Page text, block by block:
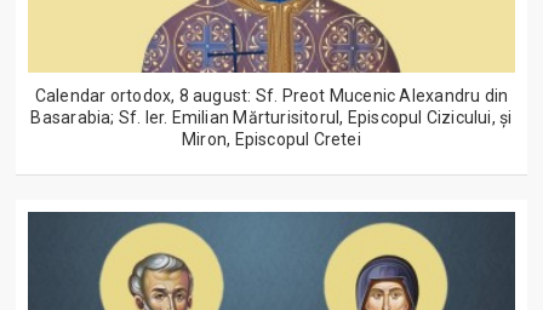
Calendar ortodox, 8 august: Sf. Preot Mucenic Alexandru din
Basarabia; Sf. Ier. Emilian Mărturisitorul, Episcopul Cizicului, şi
Miron, Episcopul Cretei